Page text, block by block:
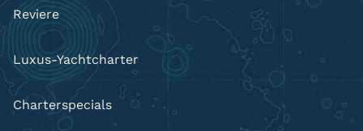
Reviere
Luxus-Yachtcharter
Charterspecials